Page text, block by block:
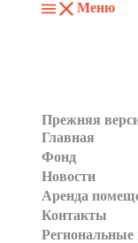
Меню
Прежняя
Главная
Фонд
Новости
Аренда
Контакты
Региональные